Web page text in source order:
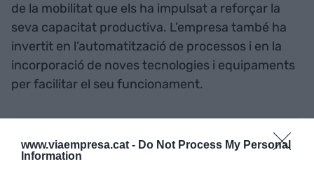
www.viaempresa.cat - Do Not Process My Personal
Information
de la mobilitat que els ha impulsat a reforçar la
seva capacitat productiva. L’empresa també ha
invertit en l’automatització de processos i en la
incorporació de noves tecnologies i equipaments
per facilitar el seu funcionament.
com a font preferida de
Google de forma gratuïta
Estigues informat amb les últimes notícies d'actualitat